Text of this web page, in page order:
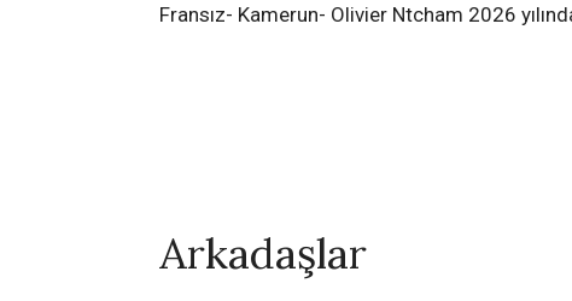
Fransız- Kamerun- Olivier Ntcham 2026
Arkadaşlar